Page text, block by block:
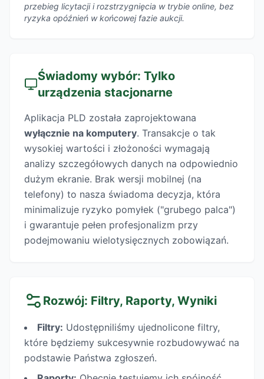
przebieg licytacji i rozstrzygnięcia w trybie online, bez
ryzyka opóźnień w końcowej fazie aukcji.
Świadomy wybór: Tylko
urządzenia stacjonarne
Aplikacja PLD została zaprojektowana
wyłącznie na komputery. Transakcje o tak
wysokiej wartości i złożoności wymagają
analizy szczegółowych danych na odpowiednio
dużym ekranie. Brak wersji mobilnej (na
telefony) to nasza świadoma decyzja, która
minimalizuje ryzyko pomyłek ("grubego palca")
i gwarantuje pełen profesjonalizm przy
podejmowaniu wielotysięcznych zobowiązań.
Rozwój: Filtry, Raporty, Wyniki
Filtry: Udostępniliśmy ujednolicone filtry,
które będziemy sukcesywnie rozbudowywać na
podstawie Państwa zgłoszeń.